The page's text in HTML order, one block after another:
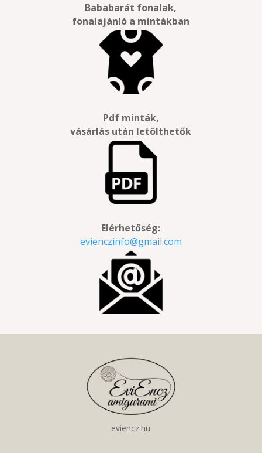
Bababarát fonalak,
fonalajánló a mintákban
Pdf minták,
vásárlás után letölthetők
Elérhetőség:
evienczinfo@gmail.com
eviencz.hu